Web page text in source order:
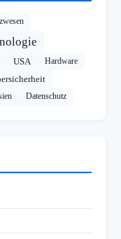
USA
Hardware
Datenschutz